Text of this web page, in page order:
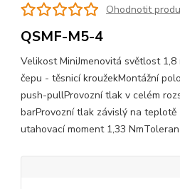
Ohodnotit
QSMF-M5-4
Velikost MiniJmenovitá světlost
čepu - těsnicí kroužekMontážní
push-pullProvozní tlak v celém
barProvozní tlak závislý na teplotě
utahovací moment 1,33